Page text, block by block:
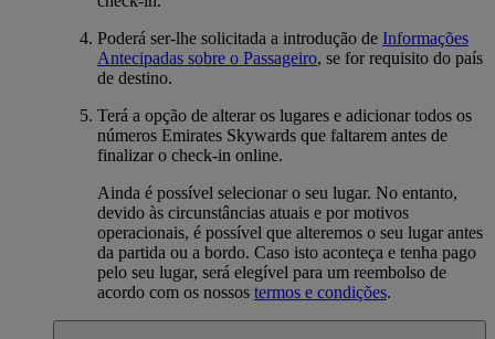
Poderá ser-lhe solicitada a introdução de Informações
Antecipadas sobre o Passageiro, se for requisito do país
de destino.
Terá a opção de alterar os lugares e adicionar todos os
números Emirates Skywards que faltarem antes de
finalizar o check-in online.
Ainda é possível selecionar o seu lugar. No entanto,
devido às circunstâncias atuais e por motivos
operacionais, é possível que alteremos o seu lugar antes
da partida ou a bordo. Caso isto aconteça e tenha pago
pelo seu lugar, será elegível para um reembolso de
acordo com os nossos termos e condições.